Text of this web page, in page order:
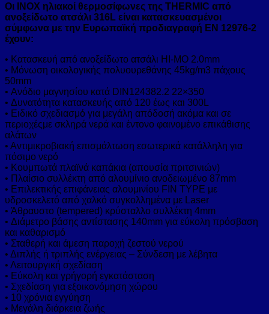
Οι INOX ηλιακοί θερμοσίφωνες της THERMIC από
ανοξείδωτο ατσάλι 316L είναι κατασκευασμένοι
σύμφωνα με την Ευρωπαϊκή προδιαγραφή EN 12976-2
έχουν:
• Κατασκευή από ανοξείδωτο ατσάλι HI-MO 2.0mm
• Μόνωση οικολογικής πολυουρεθάνης 45kg/m3 πάχους
50mm
• Ανόδιο μαγνησίου κατά DIN124382.2 22×350
• Δυνατότητα κατασκευής από 120 έως και 300L
• Ειδικό σχεδιασμό για μεγάλη απόδοσή ακόμα και σε
περιοχέςμε σκληρά νερά και έντονο φαινομένο επικάθισης
αλάτων
• Αντιμικροβιακή επισμάλτωση εσωτερικά κατάλληλη για
πόσιμο νερό
• Κουμπωτά πλαϊνά καπάκια (απουσία πριτσινιών)
• Πλαίσιο συλλέκτη από αλουμίνιο ανοδειωμένο 87mm
• Eπιλεκτικής επιφάνειας αλουμινίου FIN TYPE με
υδροσκελετό από χαλκό συγκολλημένα με Laser
• Άθραυστο (tempered) κρύσταλλο συλλέκτη 4mm
• Διάμετρο βάσης αντίστασης 140mm για εύκολη πρόσβαση
και καθαρισμό
• Σταθερή και άμεση παροχή ζεστού νερού
• Διπλής ή τριπλής ενέργειας – Σύνδεση με λέβητα
• Λειτουργική σχεδίαση
• Εύκολη και γρήγορή εγκατάσταση
• Σχεδίαση για εξοικονόμηση χώρου
• 10 χρόνια εγγύηση
• Μεγάλη διάρκεια ζωής